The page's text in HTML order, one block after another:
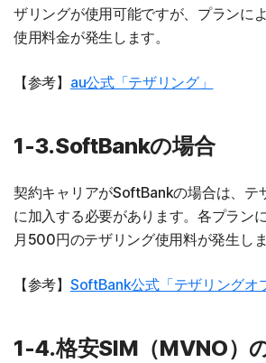
ザリングが使用可能ですが、プランに
使用料金が発生します。
【参考】 au公式「テザリング」
1-3.SoftBankの場合
契約キャリアがSoftBankの場合は、テ
に加入する必要があります。各プラン
月500円のテザリング使用料が発生しま
【参考】 SoftBank公式「テザリングオ
1-4.格安SIM（MVNO）